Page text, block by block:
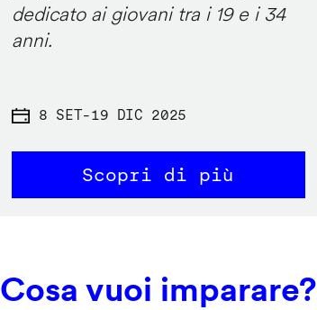
dedicato ai giovani tra i 19 e i 34
anni.
8 SET-19 DIC 2025
Scopri di più
Cosa vuoi imparare?